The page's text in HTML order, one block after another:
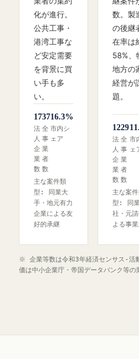
化が進行。
公共工事・
港湾工事な
ど安定需要
を背景に買
い手も多
い。
17
法
人
企
業
数
37
全
事
業
者
数
16.3%
市内シ
ェア
主な案件類
型: 同業大
手・地元有力
企業による友
好的承継
数。製
の後継
在率は
58%、
地方の
経営が
題。
12
法
人
企
業
数
29
全
事
業
者
数
市
ェ
主な案
型: 同
社・元
よる事
※ 企業等数は令和3年経済センサス‐活
価は中小企業庁・帝国データバンク等の